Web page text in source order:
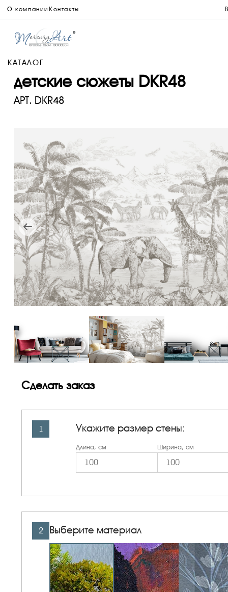
О компании Контакты
КАТАЛОГ
детские сюжеты DKR48
АРТ. DKR48
Сделать заказ
1 Укажите размер стены:
Длина, см Ширина, см
2 Выберите материал